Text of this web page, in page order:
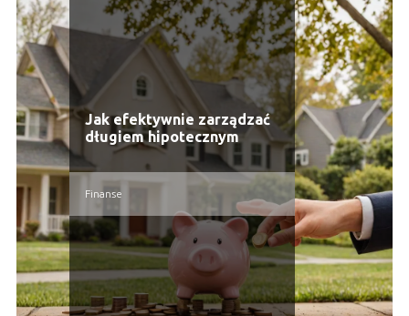
Jak efektywnie zarządzać
długiem hipotecznym
Finanse